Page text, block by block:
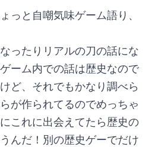
っと自嘲気味ゲーム語り、
ったりリアルの刀の話にな
ーム内での話は歴史なので
ど、それでもかなり調べら
が作られてるのでめっちゃ
これに出会えてたら歴史の
んだ！別の歴史ゲーでだけ